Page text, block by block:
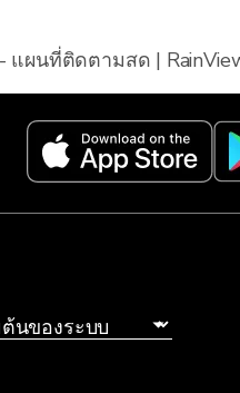
แผนที่ติดตามสด |